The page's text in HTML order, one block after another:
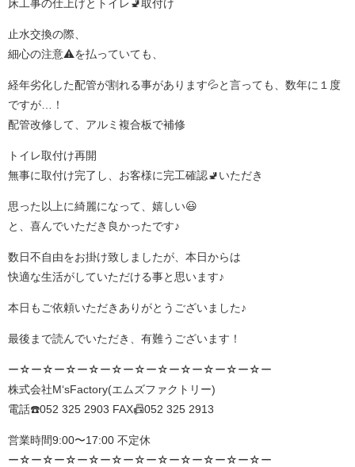
床工事の仕上げとトイレ🚽取付け
止水交換の際、
細心の注意⚠️を払っていても、
経年劣化した配管が割れる事があります💦と言っても、数年に１度
ですが…！
配管改修して、アルミ複合板で補修
トイレ取付け再開
無事に取付け完了し、お客様に完工確認🚽いただき
思った以上に綺麗になって、嬉しい😃
と、喜んでいただき良かったです♪
数日不自由をお掛け致しましたが、本日からは
快適な生活がしていただける事と思います♪
本日もご依頼いただきありがとうございました♪
最後まで読んでいただき、有難うございます！
ー☆ー☆ー☆ー☆ー☆ー☆ー☆ー☆ー☆ー☆ー☆ー
株式会社M‘sFactory(エムズファクトリー)
電話☎️052 325 2903 FAX📠052 325 2913
営業時間9:00〜17:00 不定休
ー☆ー☆ー☆ー☆ー☆ー☆ー☆ー☆ー☆ー☆ー☆ー